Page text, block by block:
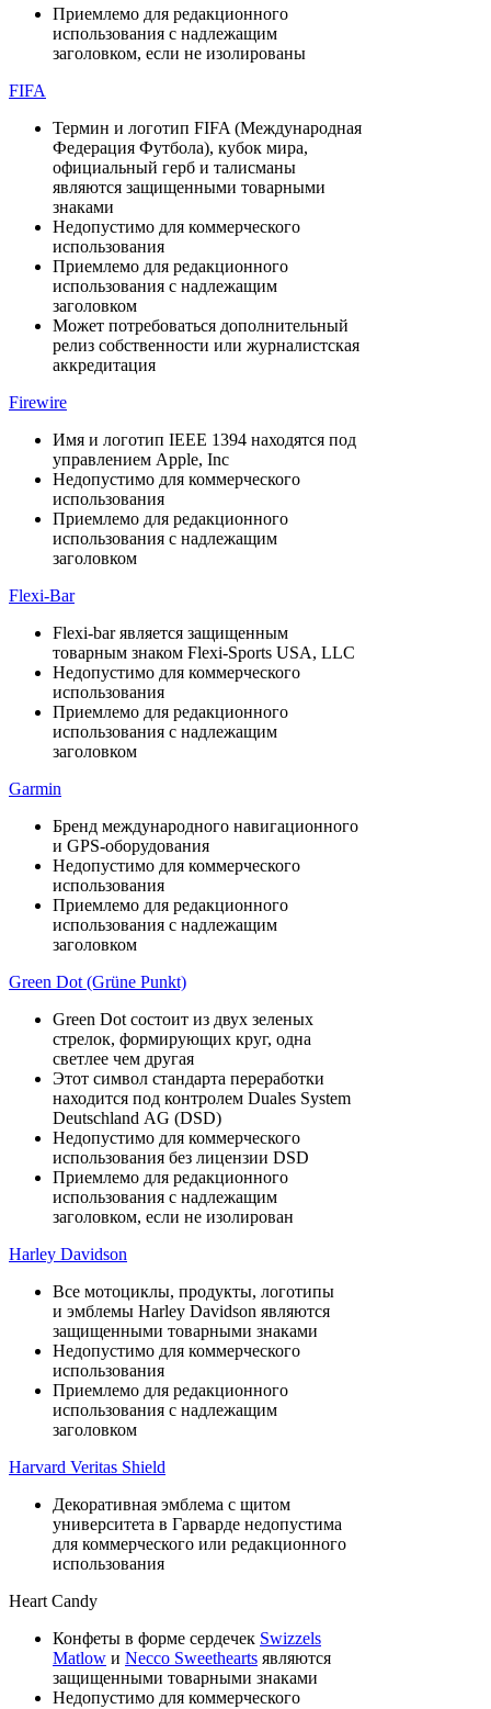
Приемлемо для редакционного
использования с надлежащим
заголовком, если не изолированы
FIFA
Термин и логотип FIFA (Международная
Федерация Футбола), кубок мира,
официальный герб и талисманы
являются защищенными товарными
знаками
Недопустимо для коммерческого
использования
Приемлемо для редакционного
использования с надлежащим
заголовком
Может потребоваться дополнительный
релиз собственности или журналистская
аккредитация
Firewire
Имя и логотип IEEE 1394 находятся под
управлением Apple, Inc
Недопустимо для коммерческого
использования
Приемлемо для редакционного
использования с надлежащим
заголовком
Flexi-Bar
Flexi-bar является защищенным
товарным знаком Flexi-Sports USA, LLC
Недопустимо для коммерческого
использования
Приемлемо для редакционного
использования с надлежащим
заголовком
Garmin
Бренд международного навигационного
и GPS-оборудования
Недопустимо для коммерческого
использования
Приемлемо для редакционного
использования с надлежащим
заголовком
Green Dot (Grüne Punkt)
Green Dot состоит из двух зеленых
стрелок, формирующих круг, одна
светлее чем другая
Этот символ стандарта переработки
находится под контролем Duales System
Deutschland AG (DSD)
Недопустимо для коммерческого
использования без лицензии DSD
Приемлемо для редакционного
использования с надлежащим
заголовком, если не изолирован
Harley Davidson
Все мотоциклы, продукты, логотипы
и эмблемы Harley Davidson являются
защищенными товарными знаками
Недопустимо для коммерческого
использования
Приемлемо для редакционного
использования с надлежащим
заголовком
Harvard Veritas Shield
Декоративная эмблема с щитом
университета в Гарварде недопустима
для коммерческого или редакционного
использования
Heart Candy
Конфеты в форме сердечек Swizzels
Matlow и Necco Sweethearts являются
защищенными товарными знаками
Недопустимо для коммерческого